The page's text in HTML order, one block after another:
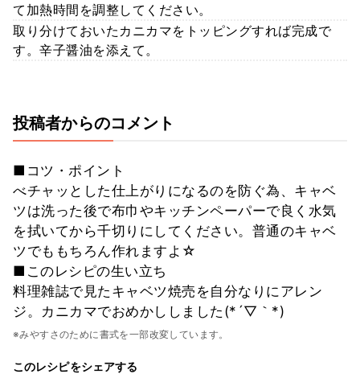
て加熱時間を調整してください。
取り分けておいたカニカマをトッピングすれば完成で
す。辛子醤油を添えて。
投稿者からのコメント
■コツ・ポイント
べチャッとした仕上がりになるのを防ぐ為、キャベ
ツは洗った後で布巾やキッチンペーパーで良く水気
を拭いてから千切りにしてください。普通のキャベ
ツでももちろん作れますよ☆
■このレシピの生い立ち
料理雑誌で見たキャベツ焼売を自分なりにアレン
ジ。カニカマでおめかししました(*´▽｀*)
※みやすさのために書式を一部改変しています。
このレシピをシェアする